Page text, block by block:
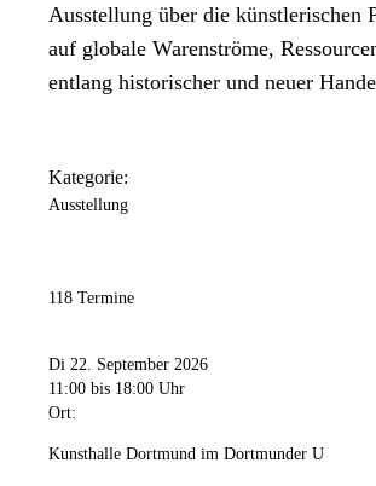
Ausstellung über die künstlerischen
auf globale Warenströme,
entlang historischer und neuer
Kategorie:
Ausstellung
118 Termine
Di 22. September 2026
11:00 bis 18:00 Uhr
Ort:
Kunsthalle Dortmund im Dortmunder U